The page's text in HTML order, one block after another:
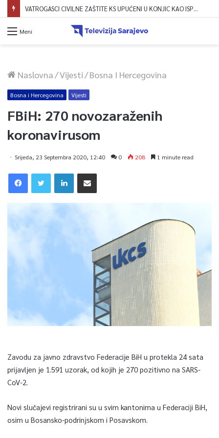
VATROGASCI CIVILNE ZAŠTITE KS UPUĆENI U KONJIC KAO ISPOMOĆ U GAŠENJU POŽARA
Meni
Naslovna/Vijesti/Bosna I Hercegovina
Bosna i Hercegovina Vijesti
FBiH: 270 novozaraženih
koronavirusom
Srijeda, 23 Septembra 2020, 12:40 0 208 1 minute read
Zavodu za javno zdravstvo Federacije BiH u protekla 24 sata
prijavljen je 1.591 uzorak, od kojih je 270 pozitivno na SARS-
CoV-2.
Novi slučajevi registrirani su u svim kantonima u Federaciji BiH,
osim u Bosansko-podrinjskom i Posavskom.